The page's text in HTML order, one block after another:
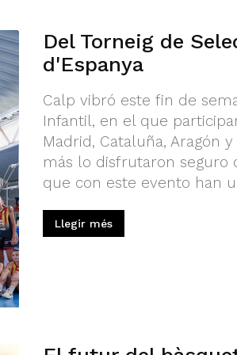
Del Torneig de
d'Espanya
Calp vibró este fin de
Infantil, en el que
Madrid, Cataluña, Aragón
más lo disfrutaron seguro
que con este evento han
Llegir més